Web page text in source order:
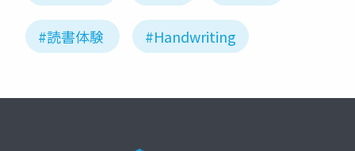
#読書体験 #Handwriting